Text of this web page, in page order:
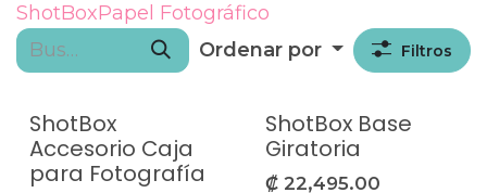
ShotBoxPapel Fotográfico
Ordenar por
Filtros
ShotBox
Accesorio Caja
para Fotografía
ShotBox Base
Giratoria
₡ 22,495.00